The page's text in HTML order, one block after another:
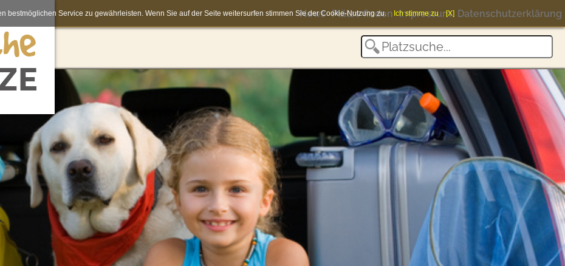
News Plätze finden Impressum Datenschutzerklärung
bestmöglichen Service zu gewährleisten. Wenn Sie auf der Seite weitersurfen stimmen Sie der Cookie-Nutzung zu. Ich stimme zu [X]